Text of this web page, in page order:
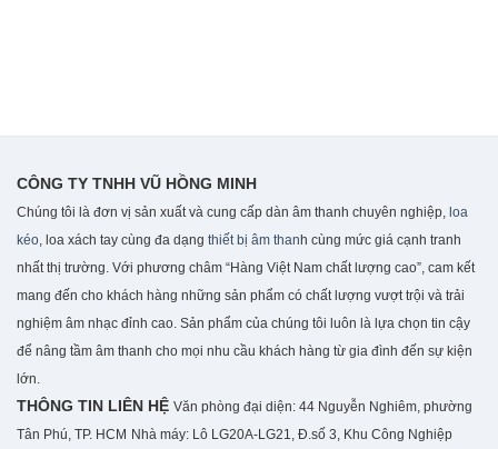
CÔNG TY TNHH VŨ HỒNG MINH
Chúng tôi là đơn vị sản xuất và cung cấp dàn âm thanh chuyên nghiệp, loa
kéo , loa xách tay cùng đa dạng thiết bị âm thanh cùng mức giá cạnh tranh
nhất thị trường. Với phương châm “Hàng Việt Nam chất lượng cao”, cam kết
mang đến cho khách hàng những sản phẩm có chất lượng vượt trội và trải
nghiệm âm nhạc đỉnh cao. Sản phẩm của chúng tôi luôn là lựa chọn tin cậy
để nâng tầm âm thanh cho mọi nhu cầu khách hàng từ gia đình đến sự kiện
lớn.
THÔNG TIN LIÊN HỆ Văn phòng đại diện: 44 Nguyễn Nghiêm, phường
Tân Phú, TP. HCM Nhà máy: Lô LG20A-LG21, Đ.số 3, Khu Công Nghiệp